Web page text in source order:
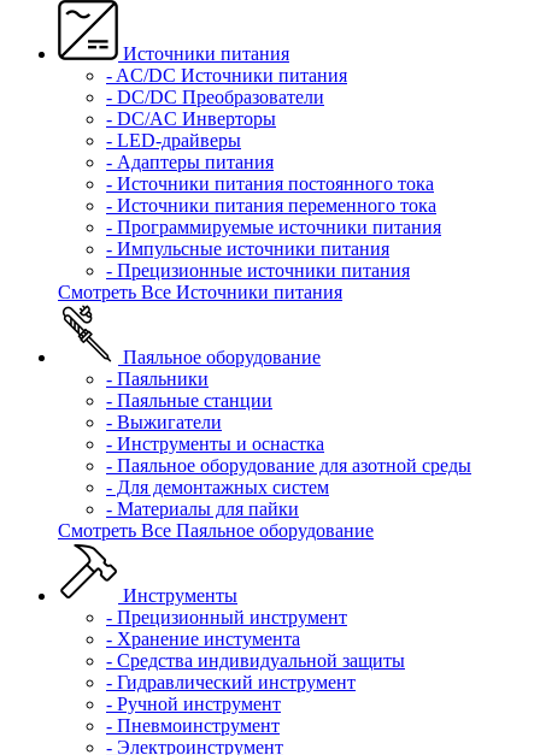
Источники питания
- AC/DC Источники питания
- DC/DC Преобразователи
- DC/AC Инверторы
- LED-драйверы
- Адаптеры питания
- Источники питания постоянного тока
- Источники питания переменного тока
- Программируемые источники питания
- Импульсные источники питания
- Прецизионные источники питания
Смотреть Все Источники питания
Паяльное оборудование
- Паяльники
- Паяльные станции
- Выжигатели
- Инструменты и оснастка
- Паяльное оборудование для азотной среды
- Для демонтажных систем
- Материалы для пайки
Смотреть Все Паяльное оборудование
Инструменты
- Прецизионный инструмент
- Хранение инстумента
- Средства индивидуальной защиты
- Гидравлический инструмент
- Ручной инструмент
- Пневмоинструмент
- Электроинструмент